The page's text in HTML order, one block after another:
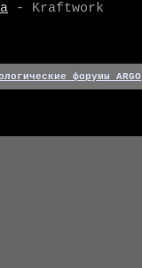
- Kraftwork
форумы ARGO